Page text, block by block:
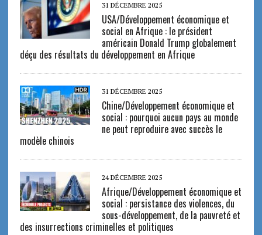
31 DÉCEMBRE 2025
USA/Développement économique et
social en Afrique : le président
américain Donald Trump globalement
déçu des résultats du développement en Afrique
31 DÉCEMBRE 2025
Chine/Développement économique et
social : pourquoi aucun pays au monde
ne peut reproduire avec succès le
modèle chinois
24 DÉCEMBRE 2025
Afrique/Développement économique et
social : persistance des violences, du
sous-développement, de la pauvreté et
des insurrections criminelles et politiques